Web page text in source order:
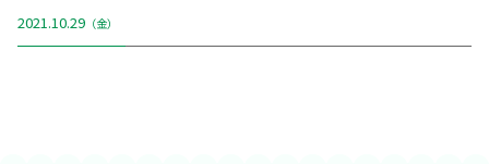
2021.10.29 （金）